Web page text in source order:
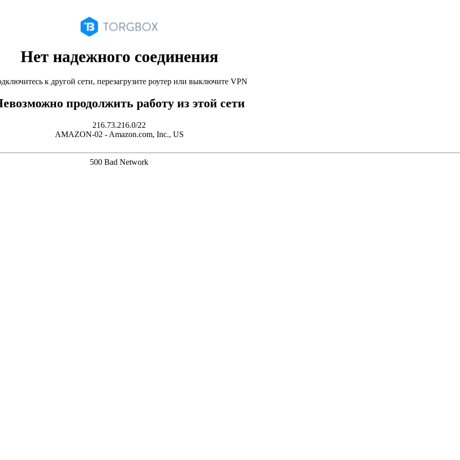
Нет надежного соединения
к другой сети, перезагрузите роутер или выключите VPN
продолжить работу из этой сети
216.73.216.0/22
AMAZON-02 - Amazon.com, Inc., US
500 Bad Network